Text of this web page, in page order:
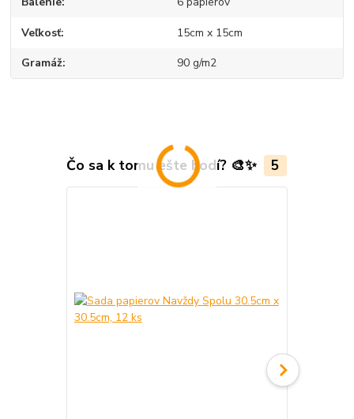
Veľkosť 15cm x 15cm
Gramáž 90 g/m2
Čo sa k tomu ešte hodí? 🎨✨ 5